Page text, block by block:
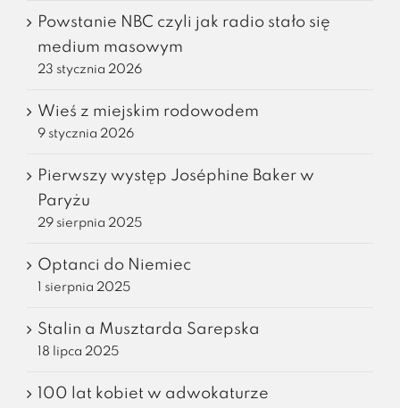
Powstanie NBC czyli jak radio stało się
medium masowym
23 stycznia 2026
Wieś z miejskim rodowodem
9 stycznia 2026
Pierwszy występ Joséphine Baker w
Paryżu
29 sierpnia 2025
Optanci do Niemiec
1 sierpnia 2025
Stalin a Musztarda Sarepska
18 lipca 2025
100 lat kobiet w adwokaturze